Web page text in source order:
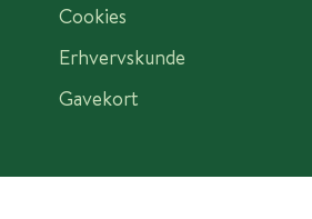
Cookies
Erhvervskunde
Gavekort